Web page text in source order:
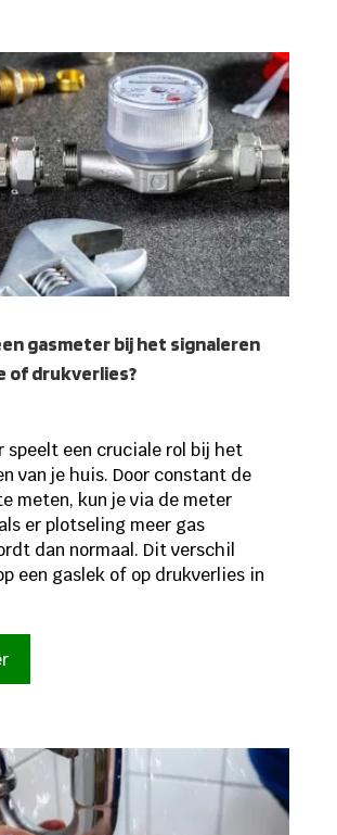
gasmeter bij het signaleren
of drukverlies?
speelt een cruciale rol bij het
van je huis. Door constant de
meten, kun je via de meter
er plotseling meer gas
dan normaal. Dit verschil
een gaslek of op drukverlies in